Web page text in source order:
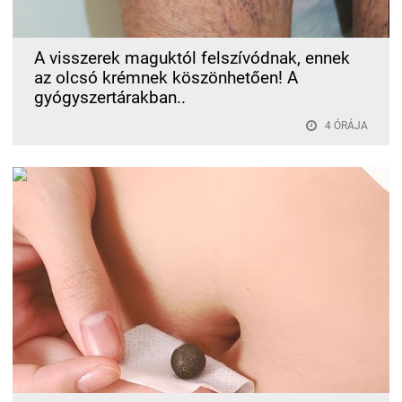
A visszerek maguktól felszívódnak, ennek
az olcsó krémnek köszönhetően! A
gyógyszertárakban..
4 ÓRÁJA